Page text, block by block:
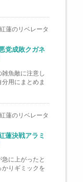
紅蓮のリベレータ
党成敗クガネ
魚敵に注意し
用にまとめま
紅蓮のリベレータ
蓮決戦アラミ
に上がったと
りギミックを